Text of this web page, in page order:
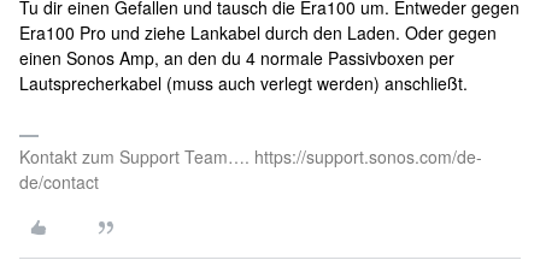
Tu dir einen Gefallen und tausch die Era100 um. Entweder gegen
Era100 Pro und ziehe Lankabel durch den Laden. Oder gegen
einen Sonos Amp, an den du 4 normale Passivboxen per
Lautsprecherkabel (muss auch verlegt werden) anschließt.
Kontakt zum Support Team…. https://support.sonos.com/de-
de/contact